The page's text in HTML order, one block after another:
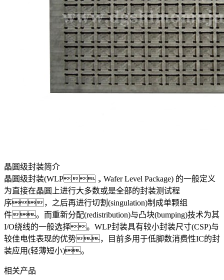
晶圆级封装简介
晶圆级封装(WLP，Wafer Level Package) 的一般定义
为直接在晶圆上进行大多数或是全部的封装测试程
序，之后再进行切割(singulation)制成单颗组
件。而重新分配(redistribution)与凸块(bumping)技术为其
I/O绕线的一般选择。WLP封装具有较小封装尺寸(CSP)与
较佳电性表现的优势，目前多用于低脚数消费性IC的封
装应用(轻薄短小)。
相关产品